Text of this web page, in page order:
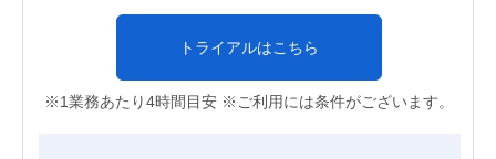
トライアルはこちら
※1業務あたり4時間目安 ※ご利用には条件がございます。